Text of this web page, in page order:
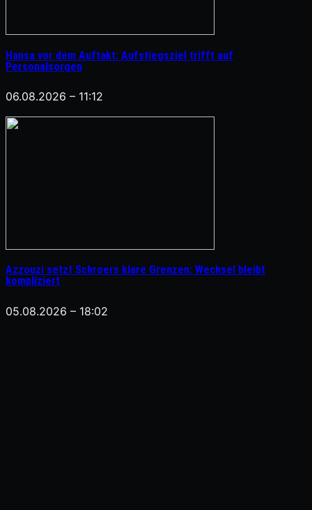
Hansa vor dem Auftakt: Aufstiegsziel trifft auf
Personalsorgen
06.08.2026 – 11:12
Azzouzi setzt Schroers klare Grenzen: Wechsel bleibt
kompliziert
05.08.2026 – 18:02